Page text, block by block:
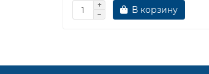
В корзину